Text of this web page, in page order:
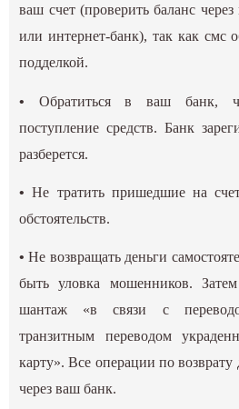
ваш счет (проверить баланс
или интернет-банк), так как смс
подделкой.
• Обратиться в ваш банк,
поступление средств. Банк
разберется.
•Не тратить пришедшие на
обстоятельств.
•Не возвращать деньги
быть уловка мошенников.
шантаж «в связи с
транзитным переводом
карту». Все операции по
через ваш банк.